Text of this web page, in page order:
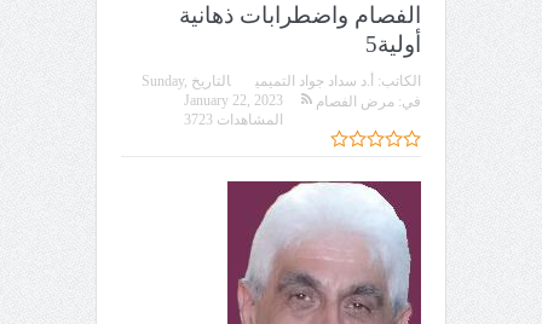
الفصام واضطرابات ذهانية
أولية5
الكاتب: أ.د سداد جواد التميمي التاريخ Sunday,
January 22, 2023
في: مرض الفصام
المشاهدات 3723